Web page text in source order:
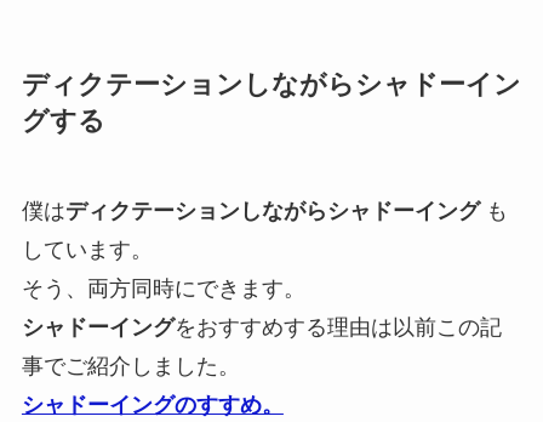
ディクテーションしながらシャドーイン
グする
僕はディクテーションしながらシャドーイングも
しています。
そう、両方同時にできます。
シャドーイングをおすすめする理由は以前この記
事でご紹介しました。
シャドーイングのすすめ。